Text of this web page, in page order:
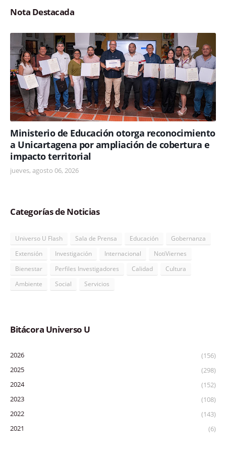
Nota Destacada
Ministerio de Educación otorga reconocimiento
a Unicartagena por ampliación de cobertura e
impacto territorial
jueves, agosto 06, 2026
Categorías de Noticias
Universo U Flash Sala de Prensa Educación
Gobernanza
Extensión
Investigación Internacional
NotiViernes
Bienestar
Perfiles Investigadores Calidad
Cultura
Ambiente
Social Servicios
Bitácora Universo U
2026
(156)
2025
(298)
2024
(152)
2023
(108)
2022
(143)
2021
(6)